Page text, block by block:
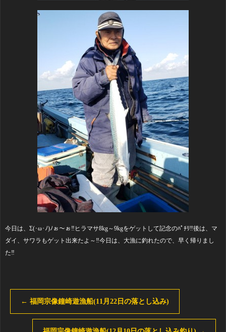
今日は、Σ(･ω･ﾉ)ﾉぉ～ぉ‼️ヒラマサ8kg～9kgをゲットして記念のﾊﾟﾁﾘ‼️後は、マ
ダイ、サワラもゲット出来たよ～‼️今日は、大漁に釣れたので、早く帰りまし
た‼️
← 福岡宗像鐘崎遊漁船(11月22日の落とし込み)